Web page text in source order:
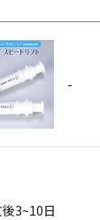
-
3~10日